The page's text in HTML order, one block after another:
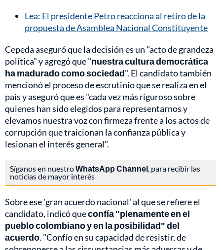
Lea: El presidente Petro reacciona al retiro de la
propuesta de Asamblea Nacional Constituyente
Cepeda aseguró que la decisión es un "acto de grandeza
política" y agregó que "nuestra cultura democrática
ha madurado como sociedad". El candidato también
mencionó el proceso de escrutinio que se realiza en el
país y aseguró que es "cada vez más riguroso sobre
quienes han sido elegidos para representarnos y
elevamos nuestra voz con firmeza frente a los actos de
corrupción que traicionan la confianza pública y
lesionan el interés general".
Síganos en nuestroWhatsApp Channel , para recibir las
noticias de mayor interés
Sobre ese 'gran acuerdo nacional' al que se refiere el
candidato, indicó queconfía "plenamente en el
pueblo colombiano y en la posibilidad" del
acuerdo. "Confío en su capacidad de resistir, de